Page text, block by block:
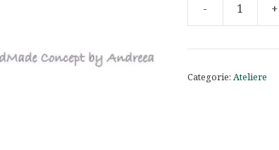
-
creativ
decorului
+
Categorie: Ateliere